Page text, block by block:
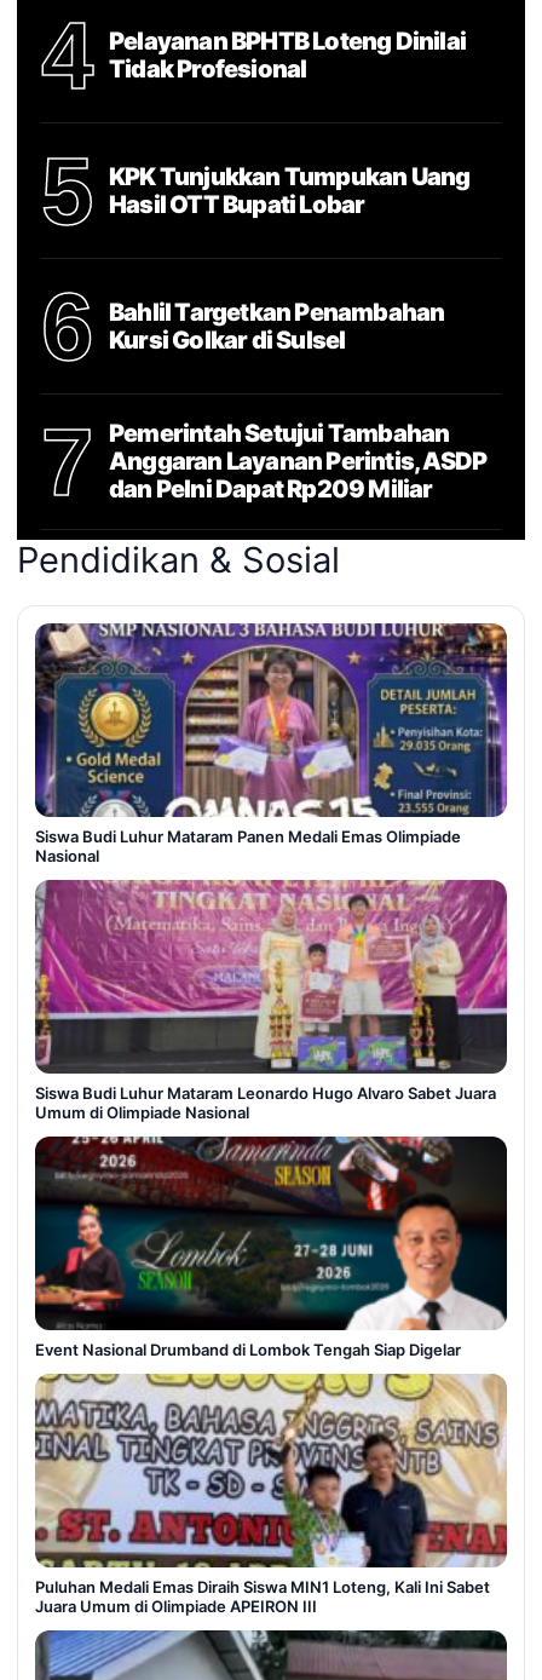
4
Pelayanan BPHTB Loteng Dinilai
Tidak Profesional
5
KPK Tunjukkan Tumpukan Uang
Hasil OTT Bupati Lobar
6
Bahlil Targetkan Penambahan
Kursi Golkar di Sulsel
7
Pemerintah Setujui Tambahan
Anggaran Layanan Perintis, ASDP
dan Pelni Dapat Rp209 Miliar
Pendidikan & Sosial
Siswa Budi Luhur Mataram Panen Medali Emas Olimpiade
Nasional
Siswa Budi Luhur Mataram Leonardo Hugo Alvaro Sabet Juara
Umum di Olimpiade Nasional
Event Nasional Drumband di Lombok Tengah Siap Digelar
Puluhan Medali Emas Diraih Siswa MIN1 Loteng, Kali Ini Sabet
Juara Umum di Olimpiade APEIRON III